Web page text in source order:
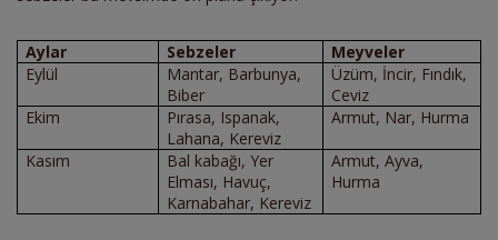
Aylar Sebzeler
Meyveler
Eylül
Mantar, Barbunya,
Biber
Üzüm, İncir, Fındık,
Ceviz
Ekim
Pırasa, Ispanak,
Lahana, Kereviz
Armut, Nar, Hurma
Kasım
Bal kabağı, Yer
Elması, Havuç,
Karnabahar, Kereviz
Armut, Ayva,
Hurma